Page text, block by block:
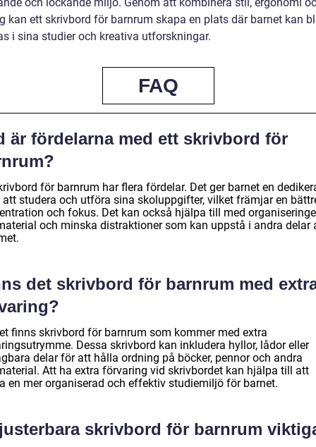
kan ett skrivbord för barnrum skapa en plats där barnet kan
i sina studier och kreativa utforskningar.
FAQ
är fördelarna med ett skrivbord för
för barnrum har flera fördelar. Det ger barnet en
studera och utföra sina skoluppgifter, vilket främjar en
och fokus. Det kan också hjälpa till med
och minska distraktioner som kan uppstå i andra delar
det skrivbord för barnrum med
finns skrivbord för barnrum som kommer med extra
Dessa skrivbord kan inkludera hyllor, lådor eller
delar för att hålla ordning på böcker, pennor och andra
Att ha extra förvaring vid skrivbordet kan hjälpa till att
en mer organiserad och effektiv studiemiljö för barnet.
skrivbord för barnrum